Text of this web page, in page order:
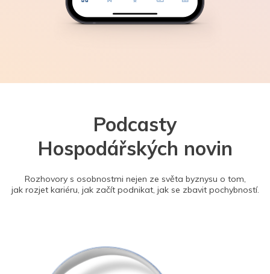
Podcasty
Hospodářských novin
Rozhovory s osobnostmi nejen ze světa byznysu o tom,
jak rozjet kariéru, jak začít podnikat, jak se zbavit pochybností.